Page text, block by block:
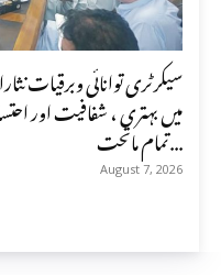
سیکرٹری توانائی وبرقیات
میں بہتری ، شفافیت اور
تمام ماتحت...
August 7, 2026